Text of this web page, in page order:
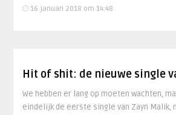
16 januari 2018 om 14:48
Hit of shit: de nieuwe single
We hebben er lang op moeten wachten,
eindelijk de eerste single van Zayn Malik,